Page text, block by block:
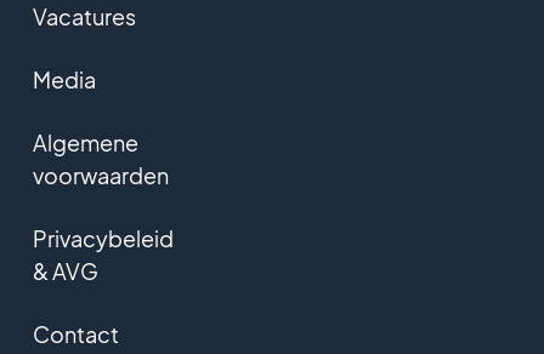
Vacatures
Media
Algemene
voorwaarden
Privacybeleid
& AVG
Contact